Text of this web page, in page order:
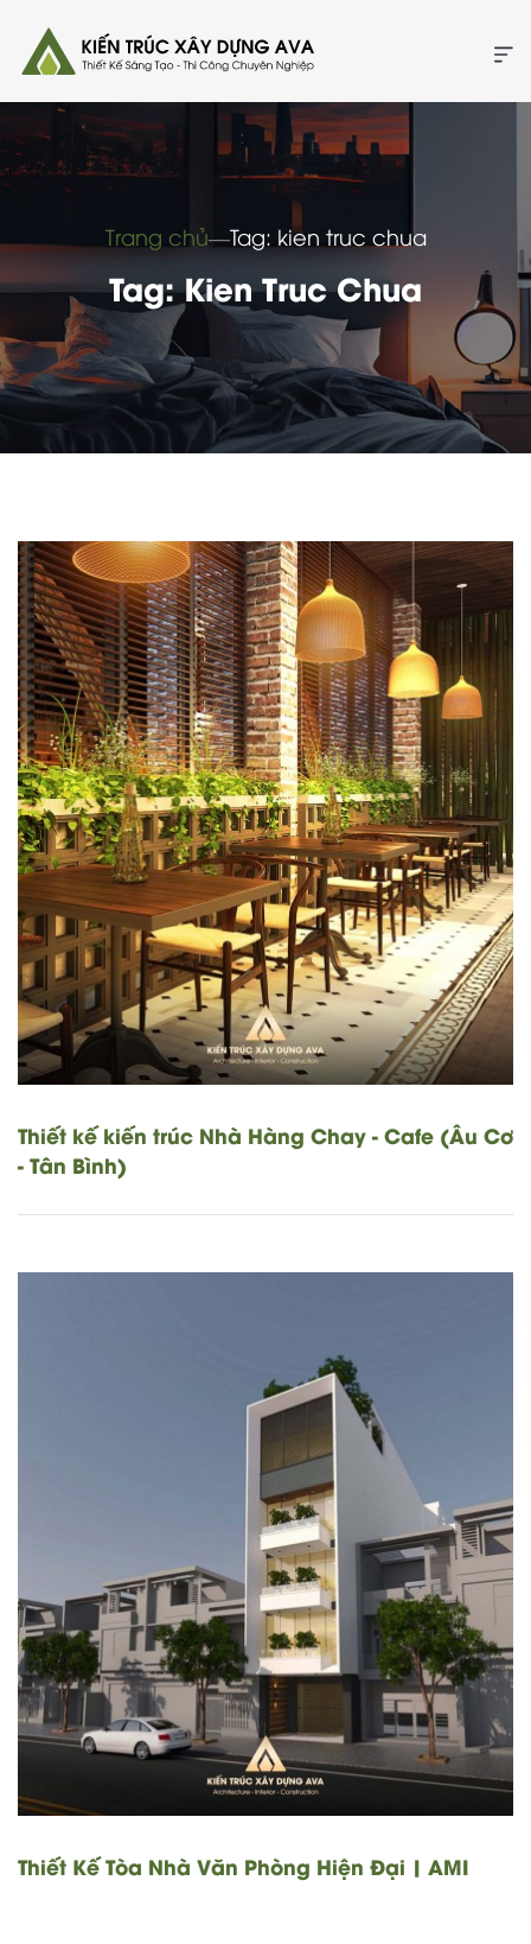
Trang chủ―Tag: kien truc chua
Tag: Kien Truc Chua
Thiết kế kiến trúc Nhà Hàng Chay - Cafe (Âu Cơ
- Tân Bình)
Thiết Kế Tòa Nhà Văn Phòng Hiện Đại | AMI